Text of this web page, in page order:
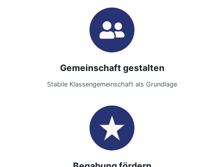
Gemeinschaft gestalten
Stabile Klassengemeinschaft als Grundlage